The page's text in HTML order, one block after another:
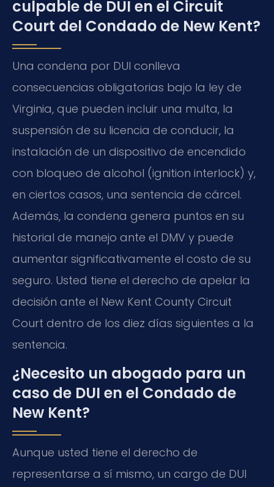
culpable de DUI en el Circuit
Court del Condado de New Kent?
Una condena por DUI conlleva
consecuencias obligatorias bajo la ley de
Virginia, que pueden incluir una multa, la
suspensión de su licencia de conducir, la
instalación de un dispositivo de encendido
con bloqueo de alcohol (ignition interlock) y,
en ciertos casos, una sentencia de cárcel.
Además, la condena genera puntos en su
historial de manejo ante el DMV y puede
aumentar significativamente el costo de su
seguro. Usted tiene el derecho de apelar la
decisión ante el New Kent County Circuit
Court dentro de los diez días siguientes a la
sentencia.
¿Necesito un abogado para un
caso de DUI en el Condado de
New Kent?
Aunque usted tiene el derecho de
representarse a sí mismo, un cargo de DUI